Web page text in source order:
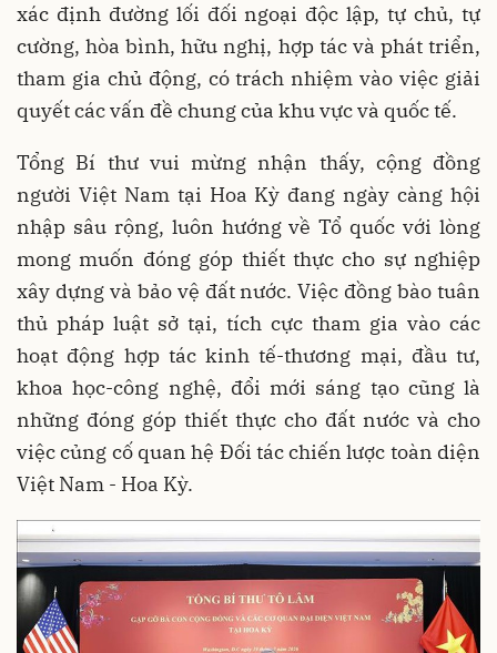
xác định đường lối đối ngoại độc lập, tự chủ, tự
cường, hòa bình, hữu nghị, hợp tác và phát triển,
tham gia chủ động, có trách nhiệm vào việc giải
quyết các vấn đề chung của khu vực và quốc tế.
Tổng Bí thư vui mừng nhận thấy, cộng đồng
người Việt Nam tại Hoa Kỳ đang ngày càng hội
nhập sâu rộng, luôn hướng về Tổ quốc với lòng
mong muốn đóng góp thiết thực cho sự nghiệp
xây dựng và bảo vệ đất nước. Việc đồng bào tuân
thủ pháp luật sở tại, tích cực tham gia vào các
hoạt động hợp tác kinh tế-thương mại, đầu tư,
khoa học-công nghệ, đổi mới sáng tạo cũng là
những đóng góp thiết thực cho đất nước và cho
việc củng cố quan hệ Đối tác chiến lược toàn diện
Việt Nam - Hoa Kỳ.